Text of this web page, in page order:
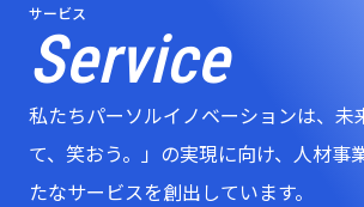
サービス
Service
私たちパーソルイノベーションは、未
て、笑おう。」の実現に向け、人材事
たなサービスを創出しています。